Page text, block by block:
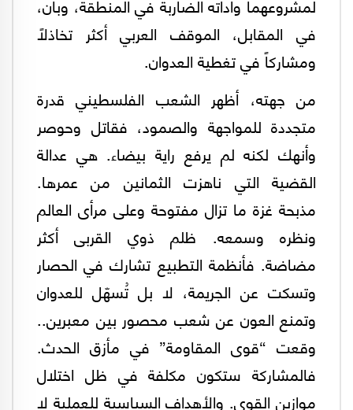
في المقابل، الموقف العربي أكثر تخاذلاً
ومشاركاً في تغطية العدوان.
من جهته، أظهر الشعب الفلسطيني قدرة
متجددة للمواجهة والصمود، فقاتل وحوصر
وأنهك لكنه لم يرفع راية بيضاء. هي عدالة
القضية التي ناهزت الثمانين من عمرها.
مذبحة غزة ما تزال مفتوحة وعلى مرأى العالم
ونظره وسمعه. ظلم ذوي القربى أكثر
مضاضة. فأنظمة التطبيع تشارك في الحصار
وتسكت عن الجريمة، لا بل تُسهّل للعدوان
وتمنع العون عن شعب محصور بين معبرين..
وقعت “قوى المقاومة” في مأزق الحدث.
فالمشاركة ستكون مكلفة في ظل اختلال
موازين القوى. والأهداف السياسية للعملية لا